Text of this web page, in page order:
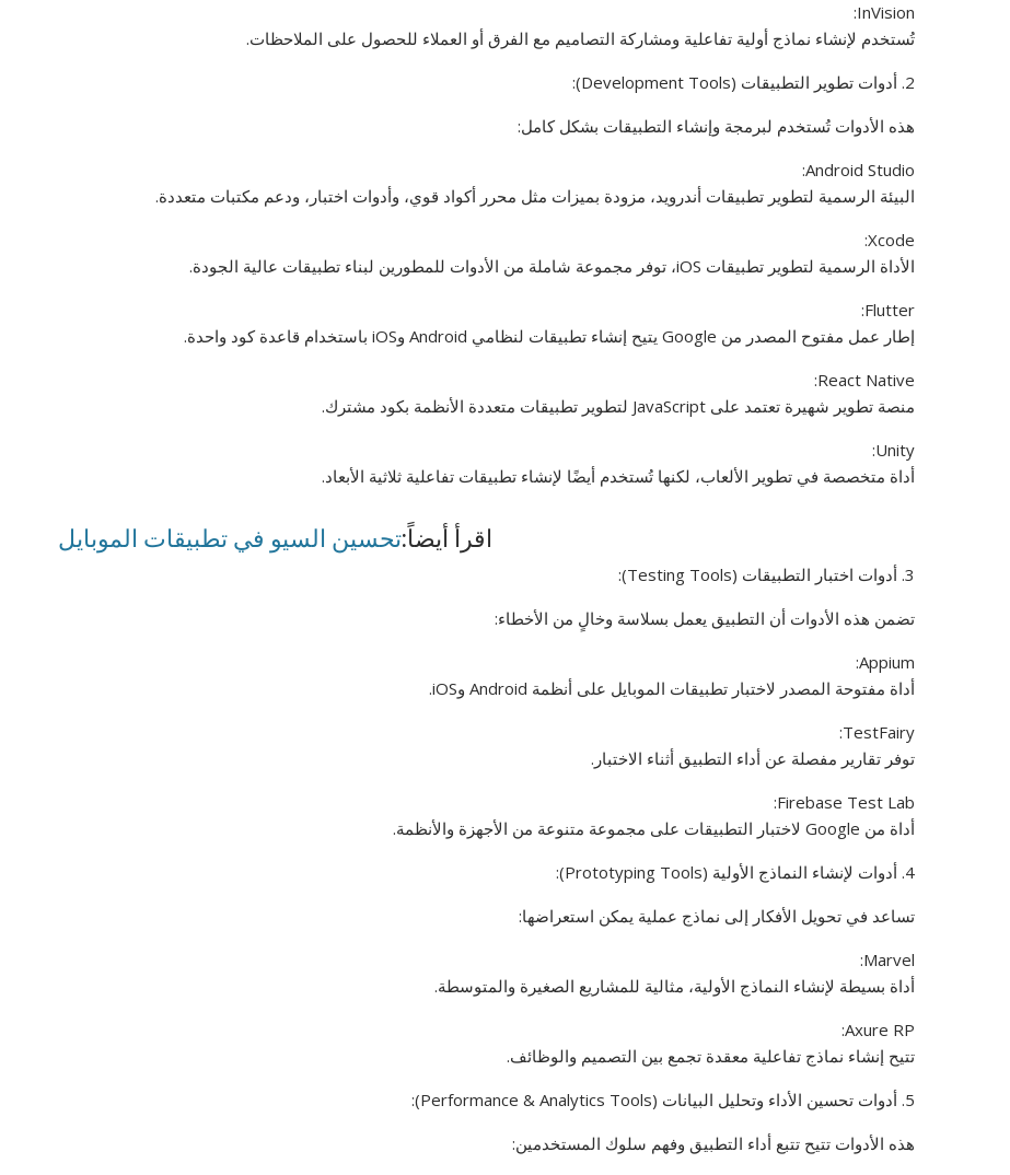
InVision:
تُستخدم لإنشاء نماذج أولية تفاعلية ومشاركة التصاميم مع الفرق أو العملاء للحصول على الملاحظات.
2. أدوات تطوير التطبيقات (Development Tools):
هذه الأدوات تُستخدم لبرمجة وإنشاء التطبيقات بشكل كامل:
Android Studio:
البيئة الرسمية لتطوير تطبيقات أندرويد، مزودة بميزات مثل محرر أكواد قوي، وأدوات اختبار، ودعم مكتبات متعددة.
Xcode:
الأداة الرسمية لتطوير تطبيقات iOS، توفر مجموعة شاملة من الأدوات للمطورين لبناء تطبيقات عالية الجودة.
Flutter:
إطار عمل مفتوح المصدر من Google يتيح إنشاء تطبيقات لنظامي Android وiOS باستخدام قاعدة كود واحدة.
React Native:
منصة تطوير شهيرة تعتمد على JavaScript لتطوير تطبيقات متعددة الأنظمة بكود مشترك.
Unity:
أداة متخصصة في تطوير الألعاب، لكنها تُستخدم أيضًا لإنشاء تطبيقات تفاعلية ثلاثية الأبعاد.
اقرأ أيضاً:تحسين السيو في تطبيقات الموبايل
3. أدوات اختبار التطبيقات (Testing Tools):
تضمن هذه الأدوات أن التطبيق يعمل بسلاسة وخالٍ من الأخطاء:
Appium:
أداة مفتوحة المصدر لاختبار تطبيقات الموبايل على أنظمة Android وiOS.
TestFairy:
توفر تقارير مفصلة عن أداء التطبيق أثناء الاختبار.
Firebase Test Lab:
أداة من Google لاختبار التطبيقات على مجموعة متنوعة من الأجهزة والأنظمة.
4. أدوات لإنشاء النماذج الأولية (Prototyping Tools):
تساعد في تحويل الأفكار إلى نماذج عملية يمكن استعراضها:
Marvel:
أداة بسيطة لإنشاء النماذج الأولية، مثالية للمشاريع الصغيرة والمتوسطة.
Axure RP:
تتيح إنشاء نماذج تفاعلية معقدة تجمع بين التصميم والوظائف.
5. أدوات تحسين الأداء وتحليل البيانات (Performance & Analytics Tools):
هذه الأدوات تتيح تتبع أداء التطبيق وفهم سلوك المستخدمين: